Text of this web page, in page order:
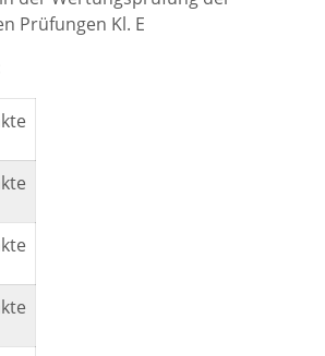
Prüfungen Kl. E